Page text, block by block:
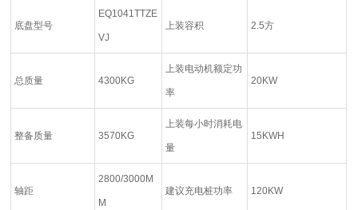
底盘型号
EQ1041TTZE
VJ
上装容积 2.5方
总质量 4300KG
上装电动机额定功
率
20KW
整备质量 3570KG
上装每小时消耗电
量
15KWH
轴距
2800/3000M
M
建议充电桩功率 120KW